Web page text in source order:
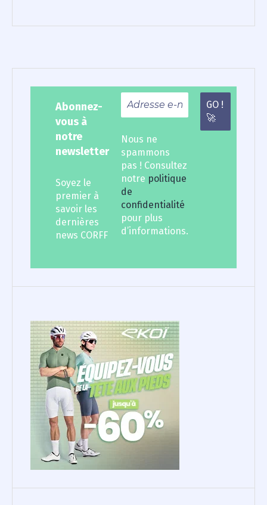
Abonnez-
vous à
notre
newsletter
Soyez le
premier à
savoir les
dernières
news CORFF
Nous ne
spammons
pas ! Consultez
notre politique
de
confidentialité
pour plus
d’informations.